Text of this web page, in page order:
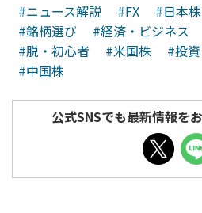
#ニュース解説 #FX #日本株
#銘柄選び
#経済・ビジネス
#脱・初心者
#米国株 #投
#中国株
公式SNSでも最新情報を